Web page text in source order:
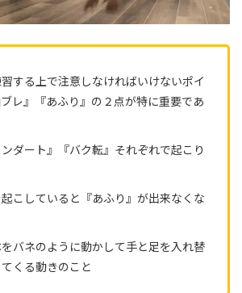
する上で注意しなければいけないポイ
レ』『あふり』の２点が特に重要であ
ダート』『バク転』それぞれで起こり
こしていると『あふり』が出来なくな
バネのように動かして手と足を入れ替
くる動きのこと